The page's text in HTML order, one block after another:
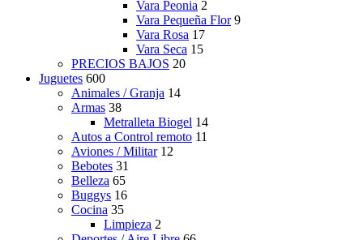
Vara Peonia 2
Vara Pequeña Flor 9
Vara Rosa 17
Vara Seca 15
PRECIOS BAJOS 20
Juguetes 600
Animales / Granja 14
Armas 38
Metralleta Biogel 14
Autos a Control remoto 11
Aviones / Militar 12
Bebotes 31
Belleza 65
Buggys 16
Cocina 35
Limpieza 2